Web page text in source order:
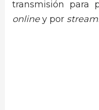
transmisión para
onliney por